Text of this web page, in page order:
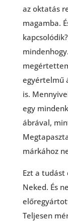
az oktatás
magamba.
egyértelmű
is.
egy
ábrával,
márkához
Ezt a
Neked. És
Teljesen